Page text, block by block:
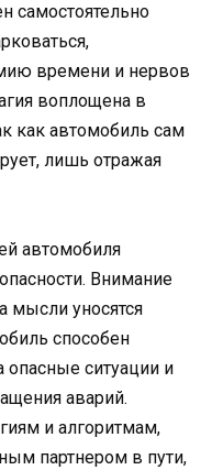
самостоятельно
времени и нервов
воплощена в
как автомобиль сам
лишь отражая
автомобиля
Внимание
мысли уносятся
способен
опасные ситуации и
аварий.
и алгоритмам,
партнером в пути,